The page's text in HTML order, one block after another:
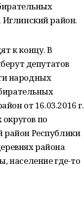
Иглинский район.
к концу. В
депутатов
народных
от 16.03.2016 г.
по
район Республики
района
население где-то